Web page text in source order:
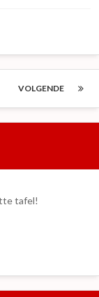
VOLGENDE
tafel!